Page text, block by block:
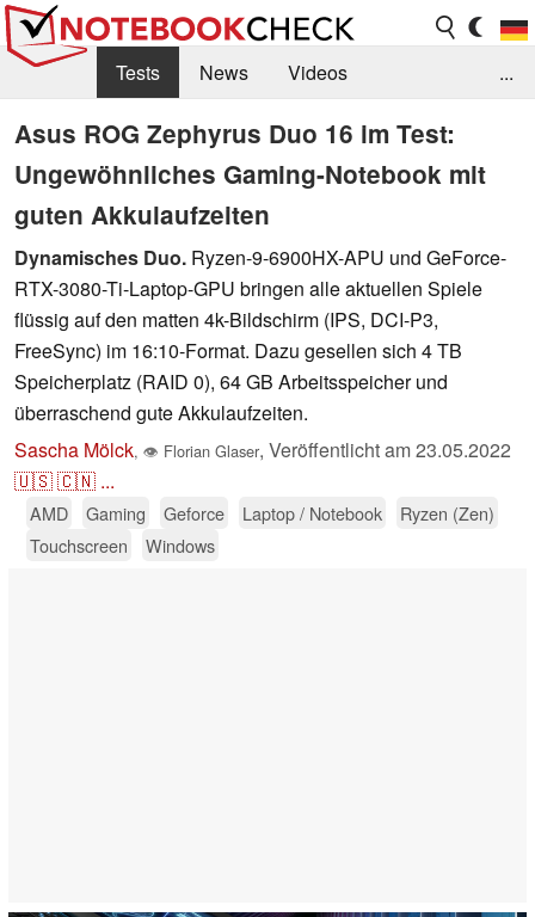
Tests News
Videos
Benchmarks & Tech
Externe Tests
Kaufberatung
Deals Suche
Jobs
Forum
...
Asus ROG Zephyrus Duo 16 im Test:
Ungewöhnliches Gaming-Notebook mit
guten Akkulaufzeiten
Dynamisches Duo. Ryzen-9-6900HX-APU und GeForce-
RTX-3080-Ti-Laptop-GPU bringen alle aktuellen Spiele
flüssig auf den matten 4k-Bildschirm (IPS, DCI-P3,
FreeSync) im 16:10-Format. Dazu gesellen sich 4 TB
Speicherplatz (RAID 0), 64 GB Arbeitsspeicher und
überraschend gute Akkulaufzeiten.
Sascha Mölck, 👁 Florian Glaser, Veröffentlicht am23.05.2022
🇺🇸🇨🇳 ...
AMD Gaming Geforce Laptop / Notebook
Ryzen (Zen)
Touchscreen
Windows